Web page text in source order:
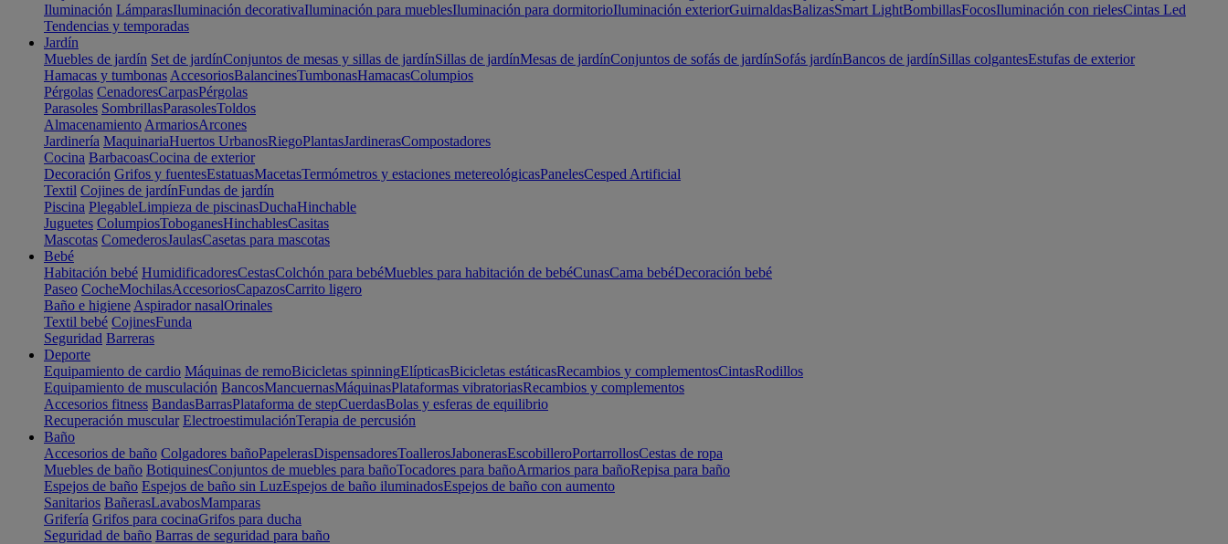
Iluminación LámparasIluminación decorativaIluminación para mueblesIluminación para dormitorioIluminación exteriorGuirnaldasBalizasSmart LightBombillasFocosIluminación con rielesCintas Led
Tendencias y temporadas
Jardín
Muebles de jardín Set de jardínConjuntos de mesas y sillas de jardínSillas de jardínMesas de jardínConjuntos de sofás de jardínSofás jardínBancos de jardínSillas colgantesEstufas de exterior
Hamacas y tumbonas AccesoriosBalancinesTumbonasHamacasColumpios
Pérgolas CenadoresCarpasPérgolas
Parasoles SombrillasParasolesToldos
Almacenamiento ArmariosArcones
Jardinería MaquinariaHuertos UrbanosRiegoPlantasJardinerasCompostadores
Cocina BarbacoasCocina de exterior
Decoración Grifos y fuentesEstatuasMacetasTermómetros y estaciones metereológicasPanelesCesped Artificial
Textil Cojines de jardínFundas de jardín
Piscina PlegableLimpieza de piscinasDuchaHinchable
Juguetes ColumpiosToboganesHinchablesCasitas
Mascotas ComederosJaulasCasetas para mascotas
Bebé
Habitación bebé HumidificadoresCestasColchón para bebéMuebles para habitación de bebéCunasCama bebéDecoración bebé
Paseo CocheMochilasAccesoriosCapazosCarrito ligero
Baño e higiene Aspirador nasalOrinales
Textil bebé CojinesFunda
Seguridad Barreras
Deporte
Equipamiento de cardio Máquinas de remoBicicletas spinningElípticasBicicletas estáticasRecambios y complementosCintasRodillos
Equipamiento de musculación BancosMancuernasMáquinasPlataformas vibratoriasRecambios y complementos
Accesorios fitness BandasBarrasPlataforma de stepCuerdasBolas y esferas de equilibrio
Recuperación muscular ElectroestimulaciónTerapia de percusión
Baño
Accesorios de baño Colgadores bañoPapelerasDispensadoresToallerosJabonerasEscobilleroPortarrollosCestas de ropa
Muebles de baño BotiquinesConjuntos de muebles para bañoTocadores para bañoArmarios para bañoRepisa para baño
Espejos de baño Espejos de baño sin LuzEspejos de baño iluminadosEspejos de baño con aumento
Sanitarios BañerasLavabosMamparas
Grifería Grifos para cocinaGrifos para ducha
Seguridad de baño Barras de seguridad para baño